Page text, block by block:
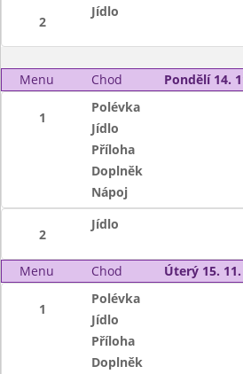
2
Jídlo
Menu Chod Pondělí 14.
1
Polévka
Jídlo
Příloha
Doplněk
Nápoj
2
Jídlo
Menu Chod Úterý 15. 11.
1
Polévka
Jídlo
Příloha
Doplněk